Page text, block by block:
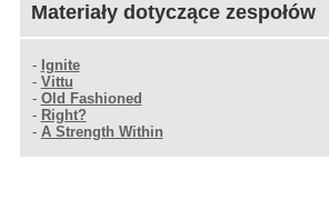
Materiały dotyczące zespołów
- Ignite
- Vittu
- Old Fashioned
- Right?
- A Strength Within